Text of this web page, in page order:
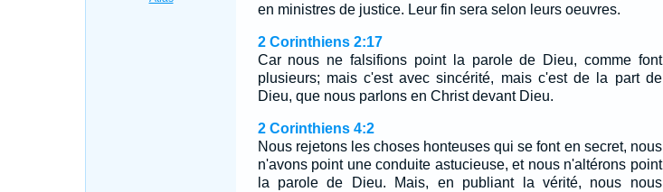
en ministres de justice. Leur fin sera selon leurs oeuvres.
2 Corinthiens 2:17
Car nous ne falsifions point la parole de Dieu, comme font
plusieurs; mais c'est avec sincérité, mais c'est de la part de
Dieu, que nous parlons en Christ devant Dieu.
2 Corinthiens 4:2
Nous rejetons les choses honteuses qui se font en secret, nous
n'avons point une conduite astucieuse, et nous n'altérons point
la parole de Dieu. Mais, en publiant la vérité, nous nous